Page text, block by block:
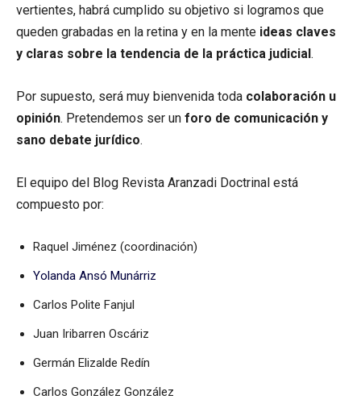
vertientes, habrá cumplido su objetivo si logramos que
queden grabadas en la retina y en la mente ideas claves
y claras sobre la tendencia de la práctica judicial.
Por supuesto, será muy bienvenida toda colaboración u
opinión. Pretendemos ser un foro de comunicación y
sano debate jurídico.
El equipo del Blog Revista Aranzadi Doctrinal está
compuesto por:
Raquel Jiménez (coordinación)
Yolanda Ansó Munárriz
Carlos Polite Fanjul
Juan Iribarren Oscáriz
Germán Elizalde Redín
Carlos González González